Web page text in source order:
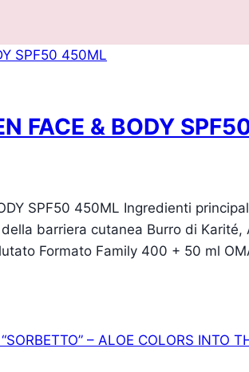
FACE & BODY
SPF50 450ML Ingredienti
barriera cutanea Burro di
Formato Family 400 + 50 ml